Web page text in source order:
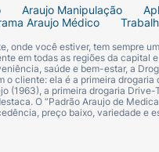
Lactose* :
Araujo Manipulação
Araujo Médico
onde você estiver, tem sempre
em todas as regiões da capital
saúde e bem-estar, a
o cliente: ela é a primeira
(1963), a primeira drogaria
O “Padrão Araujo de
preço baixo, variedade e